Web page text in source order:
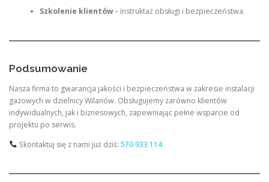
Szkolenie klientów– instruktaż obsługi i bezpieczeństwa.
Podsumowanie
Nasza firma to gwarancja jakości i bezpieczeństwa w zakresie instalacji
gazowych w dzielnicy Wilanów. Obsługujemy zarówno klientów
indywidualnych, jak i biznesowych, zapewniając pełne wsparcie od
projektu po serwis.
Skontaktuj się z nami już dziś: 570 933 114